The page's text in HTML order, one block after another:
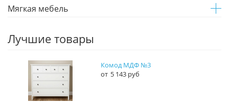
Мягкая мебель
Лучшие товары
Комод МДФ №3
5 143 руб